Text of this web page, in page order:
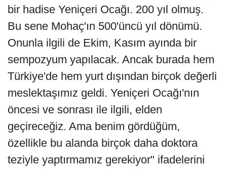
bir hadise Yeniçeri Ocağı. 200 yıl olmuş.
Bu sene Mohaç'ın 500'üncü yıl dönümü.
Onunla ilgili de Ekim, Kasım ayında bir
sempozyum yapılacak. Ancak burada hem
Türkiye'de hem yurt dışından birçok değerli
meslektaşımız geldi. Yeniçeri Ocağı'nın
öncesi ve sonrası ile ilgili, elden
geçireceğiz. Ama benim gördüğüm,
özellikle bu alanda birçok daha doktora
teziyle yaptırmamız gerekiyor" ifadelerini